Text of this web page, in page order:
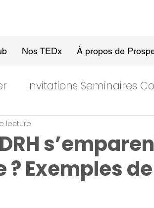
Nos TEDx À propos de
Invitations Seminaires
? Exemples
lecture